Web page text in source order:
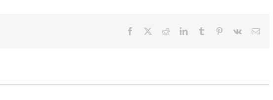
Facebook RedditLinkedInTumblr Pinterest
Vk Email
Bezvremeno